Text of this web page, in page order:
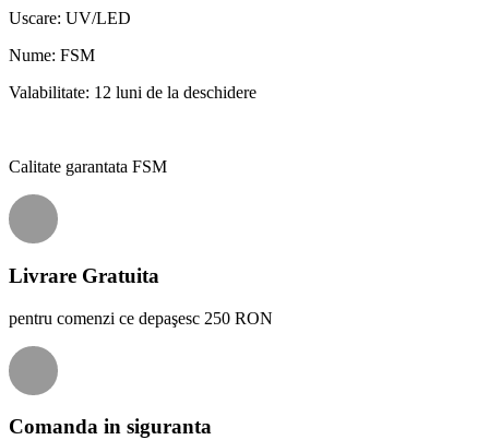
Uscare: UV/LED
Nume: FSM
Valabilitate: 12 luni de la deschidere
Calitate garantata FSM
Livrare Gratuita
pentru comenzi ce depaşesc 250 RON
Comanda in siguranta